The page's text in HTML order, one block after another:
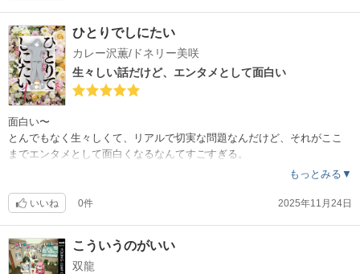
ひとりでしにたい
カレー沢薫/ドネリー美咲
生々しい話だけど、エンタメとして面白い
面白い〜
とんでもなく生々しくて、リアルで切実な問題なんだけど、それがここ
までエンタメとして面白くなるなんてすごすぎる。
もっとみる▼
いいね 0件 2025年11月24日
こういうのがいい
双龍